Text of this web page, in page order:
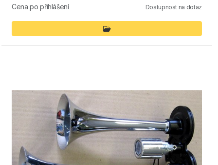
Cena po přihlášení Dostupnost na dotaz